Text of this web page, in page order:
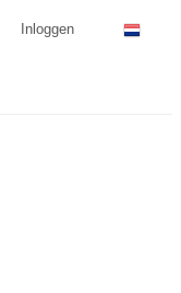
Inloggen